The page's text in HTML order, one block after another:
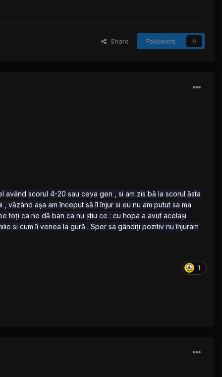
Share Followers 0
scorul 4-20 sau ceva gen , si am zis bă la scorul ăsta
așa am început să îl înjur si eu nu am putut sa ma
toți ca ne dă ban ca nu știu ce : cu hopa a avut același
si cum îi venea la gură . Sper sa gândiți pozitiv nu înjuram
1